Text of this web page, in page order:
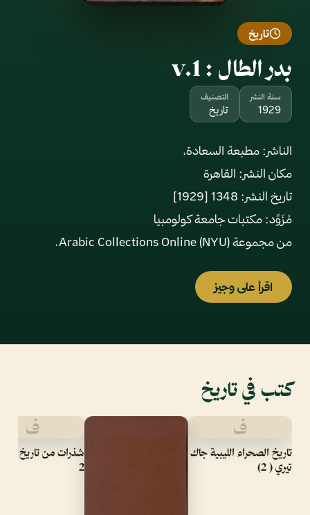
تاريخ
بدر الطال : v.1
سنة النشر
1929
التصنيف
تاريخ
من مجموعة Arabic Collections Online (NYU).
اقرأ على وجيز
كتب في تاريخ
ف
تاريخ الصحراء الليبية جاك
تيري ( 2)
ف
شذرات من تاريخ
2